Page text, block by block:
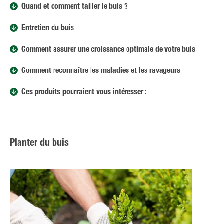
Quand et comment tailler le buis ?
Entretien du buis
Comment assurer une croissance optimale de votre buis
Comment reconnaître les maladies et les ravageurs
Ces produits pourraient vous intéresser :
Planter du buis